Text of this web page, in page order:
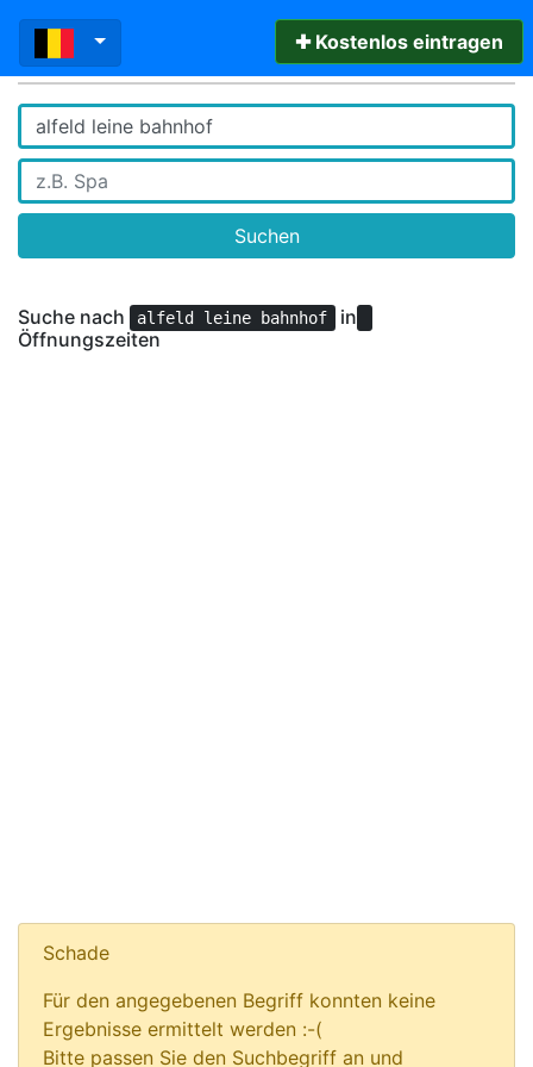
✚ Kostenlos eintragen
Suchen
Suche nach alfeld leine bahnhof
in
Öffnungszeiten
Schade
Für den angegebenen Begriff konnten keine
Ergebnisse ermittelt werden :-(
Bitte passen Sie den Suchbegriff an und